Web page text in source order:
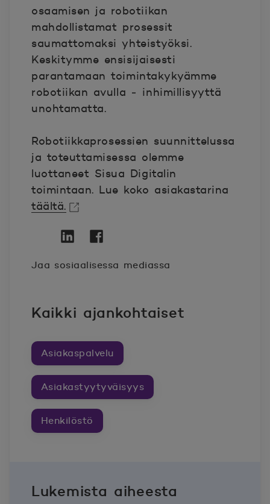
osaamisen ja robotiikan
mahdollistamat prosessit
saumattomaksi yhteistyöksi.
Keskitymme ensisijaisesti
parantamaan toimintakykyämme
robotiikan avulla ‒ inhimillisyyttä
unohtamatta.
Robotiikkaprosessien suunnittelussa
ja toteuttamisessa olemme
luottaneet Sisua Digitalin
toimintaan. Lue koko asiakastarina
täältä.
Jaa sosiaalisessa mediassa
Kaikki ajankohtaiset
Asiakaspalvelu
Asiakastyytyväisyys
Henkilöstö
Lukemista aiheesta